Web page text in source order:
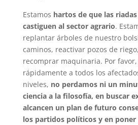
Estamos hartos de que las
castiguen al sector agrario.
replantar árboles de nuestro
caminos, reactivar pozos de
recomprar maquinaria. Por
rápidamente a todos los
niveles, no perdamos ni un
ciencia a la filosofía, en buscar
alcancen un plan de futuro
los partidos políticos y en poner